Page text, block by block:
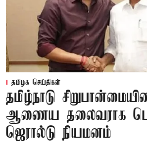
தமிழக செய்திகள்
தமிழ்நாடு
ஆணைய தலைவராக
ஜெரால்டு நியமனம்